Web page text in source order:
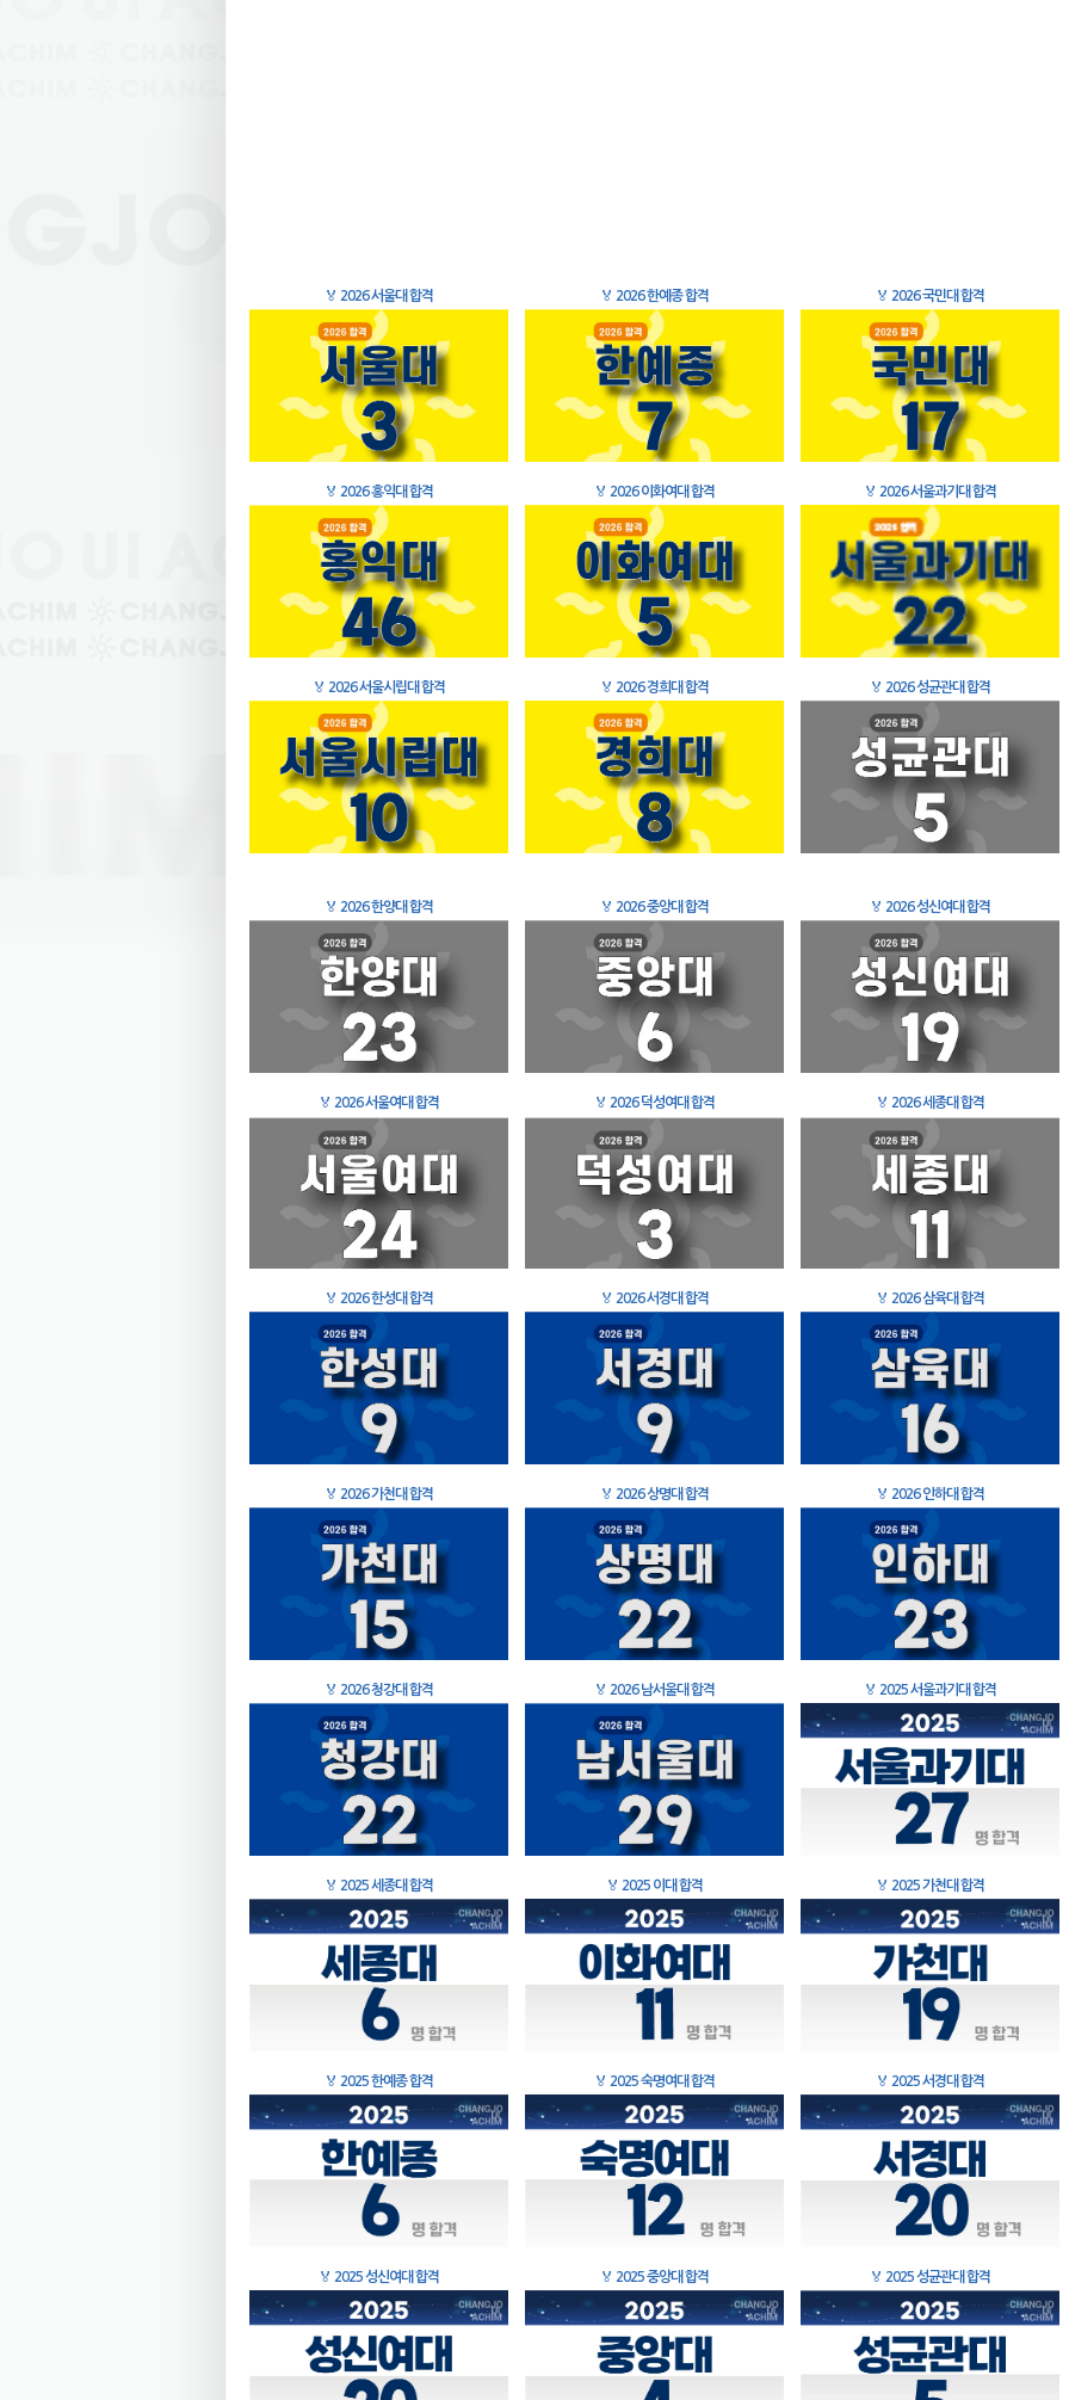
🏅 2026 서울대 합격 🏅 2026 한예종 합격 🏅 2026 국민대 합격
🏅 2026 홍익대 합격 🏅 2026 이화여대 합격 🏅 2026 서울과기대 합격
🏅 2026 서울시립대 합격 🏅 2026 경희대 합격 🏅 2026 성균관대 합격
🏅 2026 한양대 합격 🏅 2026 중앙대 합격 🏅 2026 성신여대 합격
🏅 2026 서울여대 합격 🏅 2026 덕성여대 합격 🏅 2026 세종대 합격
🏅 2026 한성대 합격 🏅 2026 서경대 합격 🏅 2026 삼육대 합격
🏅 2026 가천대 합격 🏅 2026 상명대 합격 🏅 2026 인하대 합격
🏅 2026 청강대 합격 🏅 2026 남서울대 합격 🏅 2025 서울과기대 합격
🏅 2025 세종대 합격 🏅 2025 이대 합격 🏅 2025 가천대 합격
🏅 2025 한예종 합격 🏅 2025 숙명여대 합격 🏅 2025 서경대 합격
🏅 2025 성신여대 합격 🏅 2025 중앙대 합격 🏅 2025 성균관대 합격